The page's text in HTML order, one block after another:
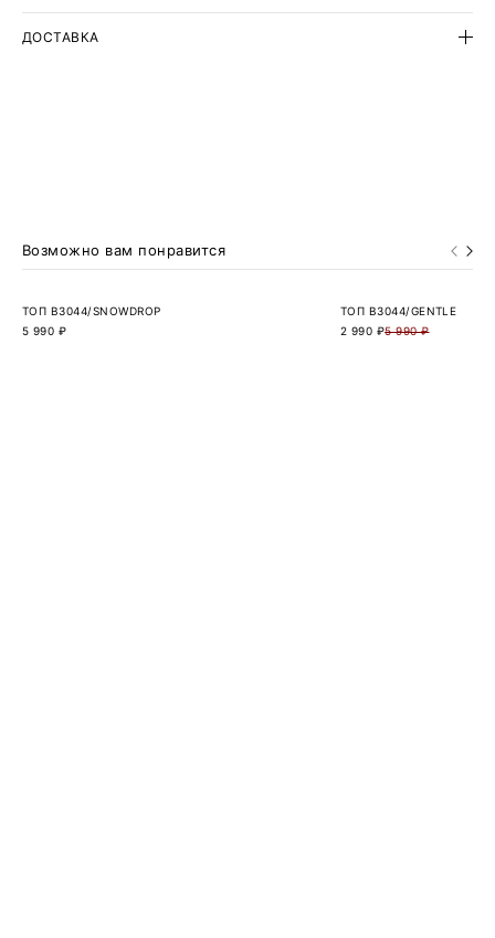
Материал высокого качества не вытягивается и не
протирается в процессе носки.
ДОСТАВКА
Возможно вам понравится
ТОП B3044/SNOWDROP
5 990 ₽
ТОП B3044/GENTLE
5 990 ₽
2 990 ₽